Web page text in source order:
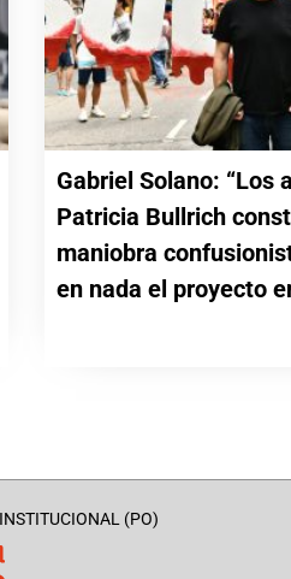
Gabriel Solano: “Los
Patricia Bullrich
maniobra
en nada el proyecto
INSTITUCIONAL (PO)